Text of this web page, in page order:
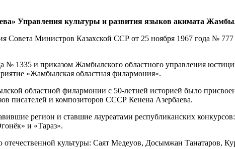
Управления культуры и развития языков акимата
Совета Министров Казахской ССР от 25 ноября 1967 года №
№ 1335 и приказом Жамбылского областного управления
«Жамбылская областная филармония».
областной филармонии с 50-летней историей было
писателей и композиторов СССР Кенена Азербаева.
регион и ставшие лауреатами республиканских
и «Тараз».
культуры: Саят Медеуов, Досымжан Танатаров,